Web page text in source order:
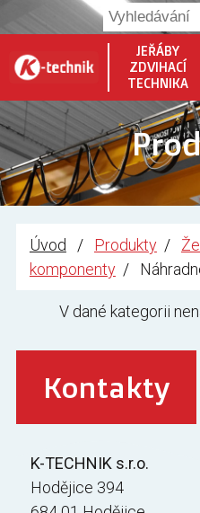
JEŘÁBY
ZDVIHACÍ
TECHNIKA
Úvod Produkty
komponenty
V dané kategorii
Kontakty
K-TECHNIK s.r.o.
Hodějice 394